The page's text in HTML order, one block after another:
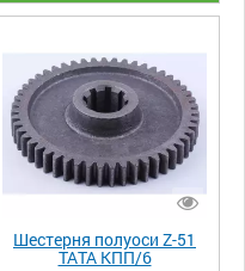
Шестерня полуоси Z-51
ТАТА КПП/6